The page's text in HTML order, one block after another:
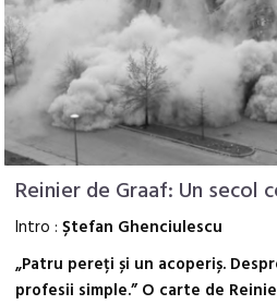
Reinier de Graaf: Un secol
Intro :Ștefan Ghenciulescu
„Patru pereți și un acoperiș.
profesii simple.”O carte de